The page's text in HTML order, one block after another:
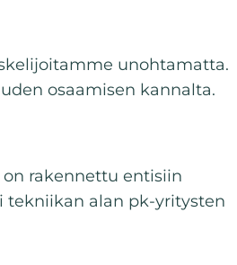
unohtamatta.
osaamisen kannalta.
rakennettu entisiin
tekniikan alan pk-yritysten